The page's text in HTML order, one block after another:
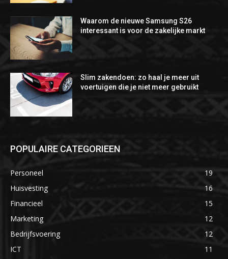
Waarom de nieuwe Samsung S26
interessant is voor de zakelijke markt
Slim zakendoen: zo haal je meer uit
voertuigen die je niet meer gebruikt
POPULAIRE CATEGORIEEN
Personeel
19
Huisvesting
16
Financieel
15
Marketing
12
Bedrijfsvoering
12
ICT
11